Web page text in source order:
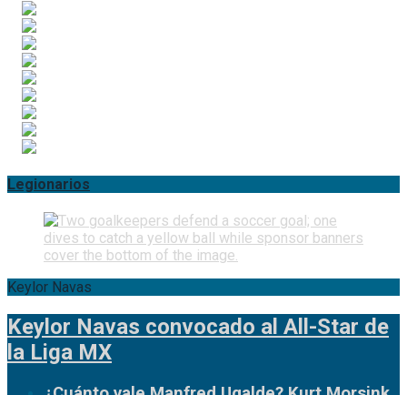
Legionarios
Keylor Navas
Keylor Navas convocado al All-Star de
la Liga MX